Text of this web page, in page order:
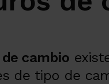
de cambio
de tipo de